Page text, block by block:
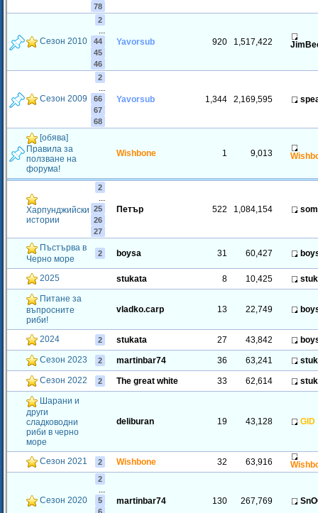
78
Сезон 2010
2
44
45
46
Yavorsub 920 1,517,422
Сезон 2009
2
66
67
68
Yavorsub 1,344 2,169,595
[обява]
Правила за
ползване на
форума!
Wishbone 1 9,013
Харпунджийски
истории
2
25
26
27
Петър 522 1,084,154
Пъстърва в
Черно море
2 boysa 31 60,427
2025 stukata 8 10,425
Питане за
въпросните
риби!
vladko.carp 13 22,749
2024 2 stukata 27 43,842
Сезон 2023 2 martinbar74 36 63,241
Сезон 2022 2 The great white 33 62,614
Шарани и
други
сладководни
риби в черно
море
deliburan 19 43,128 GID
Сезон 2021 2 Wishbone 32 63,916
Сезон 2020
2
5
6
martinbar74 130 267,769